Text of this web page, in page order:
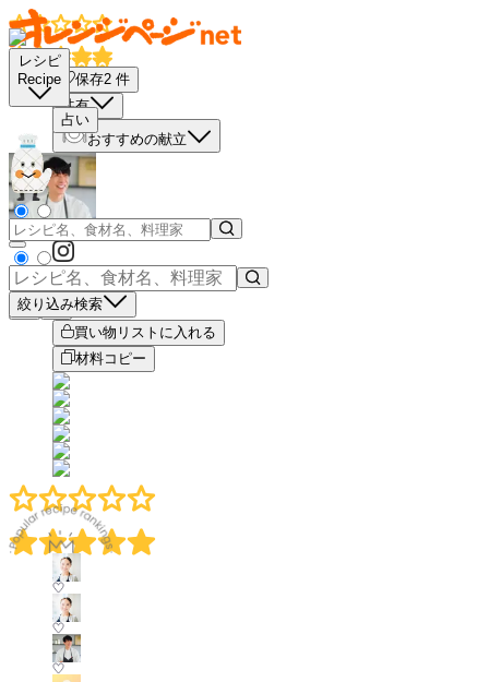
レシピ
Recipe
占い
絞り込み検索
保存2 件
共有
おすすめの献立
－
＋
買い物リストに入れる
材料コピー